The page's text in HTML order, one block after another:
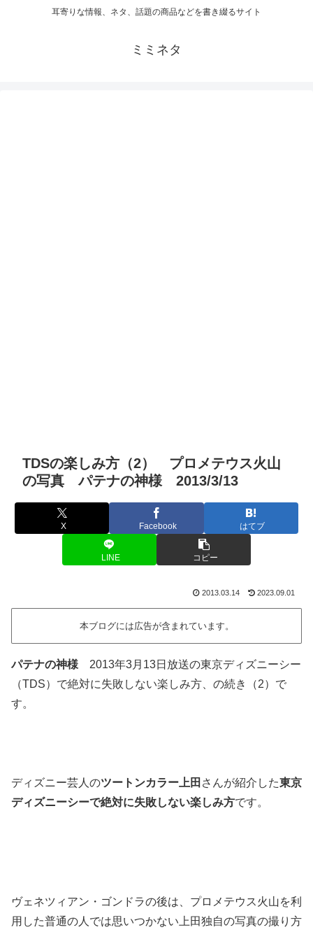
耳寄りな情報、ネタ、話題の商品などを書き綴るサイト
ミミネタ
TDSの楽しみ方（2） プロメテウス火山
の写真 パテナの神様 2013/3/13
X Facebook はてブ
LINE コピー
2013.03.14 2023.09.01
本ブログには広告が含まれています。
パテナの神様 2013年3月13日放送の東京ディズニーシー
（TDS）で絶対に失敗しない楽しみ方、の続き（2）で
す。
ディズニー芸人のツートンカラー上田 さんが紹介した東京
ディズニーシーで絶対に失敗しない楽しみ方です。
ヴェネツィアン・ゴンドラの後は、プロメテウス火山を利
用した普通の人では思いつかない上田独自の写真の撮り方